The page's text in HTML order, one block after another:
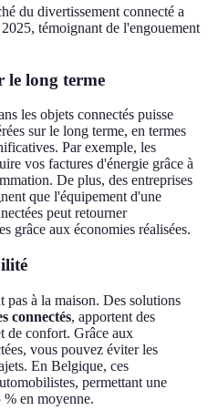
du divertissement connecté a
témoignant de l'engouement
le long terme
les objets connectés puisse
sur le long terme, en termes
Par exemple, les
vos factures d'énergie grâce à
De plus, des entreprises
que l'équipement d'une
peut retourner
grâce aux économies réalisées.
pas à la maison. Des solutions
connectés, apportent des
de confort. Grâce aux
vous pouvez éviter les
En Belgique, ces
permettant une
en moyenne.